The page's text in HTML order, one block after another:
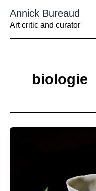
contenu
Annick Bureaud
Art critic and curator
biologie